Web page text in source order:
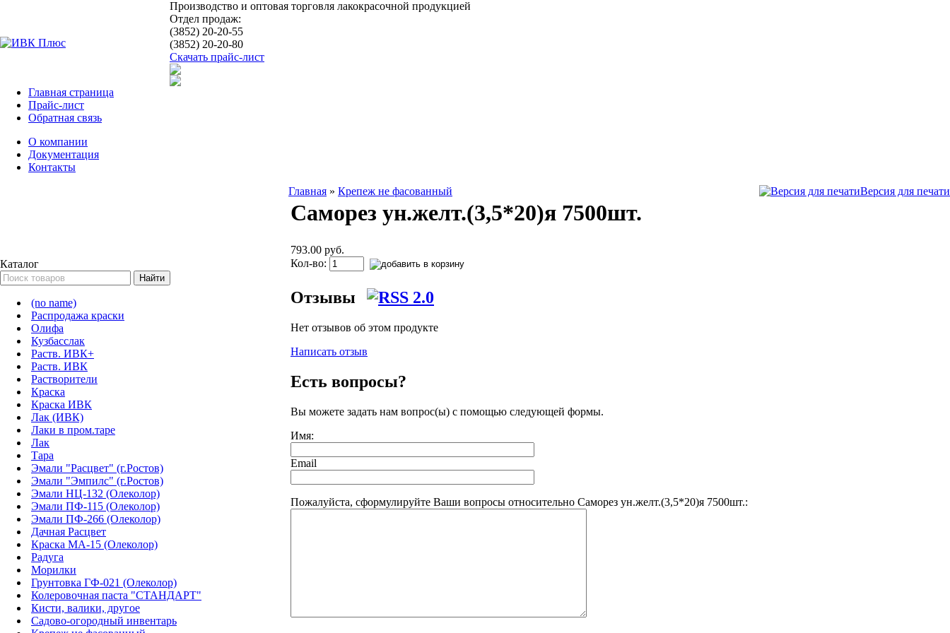
Производство и оптовая торговля лакокрасочной продукцией
Отдел продаж:
(3852) 20-20-55
(3852) 20-20-80
Скачать прайс-лист
Главная страница
Прайс-лист
Обратная связь
О компании
Документация
Контакты
Каталог
(no name)
Распродажа краски
Олифа
Кузбасслак
Раств. ИВК+
Раств. ИВК
Растворители
Краска
Краска ИВК
Лак (ИВК)
Лаки в пром.таре
Лак
Тара
Эмали "Расцвет" (г.Ростов)
Эмали "Эмпилс" (г.Ростов)
Эмали НЦ-132 (Олеколор)
Эмали ПФ-115 (Олеколор)
Эмали ПФ-266 (Олеколор)
Дачная Расцвет
Краска МА-15 (Олеколор)
Радуга
Морилки
Грунтовка ГФ-021 (Олеколор)
Колеровочная паста "СТАНДАРТ"
Кисти, валики, другое
Садово-огородный инвентарь
Главная » Крепеж не фасованный Версия для печати
Саморез ун.желт.(3,5*20)я 7500шт.
793.00 руб.
Кол-во:
Отзывы
Нет отзывов об этом продукте
Написать отзыв
Есть вопросы?
Вы можете задать нам вопрос(ы) с помощью следующей формы.
Имя:
Email
Пожалуйста, сформулируйте Ваши вопросы относительно Саморез ун.желт.(3,5*20)я 7500шт.: